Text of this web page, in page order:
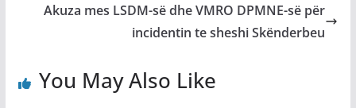
Akuza mes LSDM-së dhe VMRO DPMNE-së për
incidentin te sheshi Skënderbeu
You May Also Like